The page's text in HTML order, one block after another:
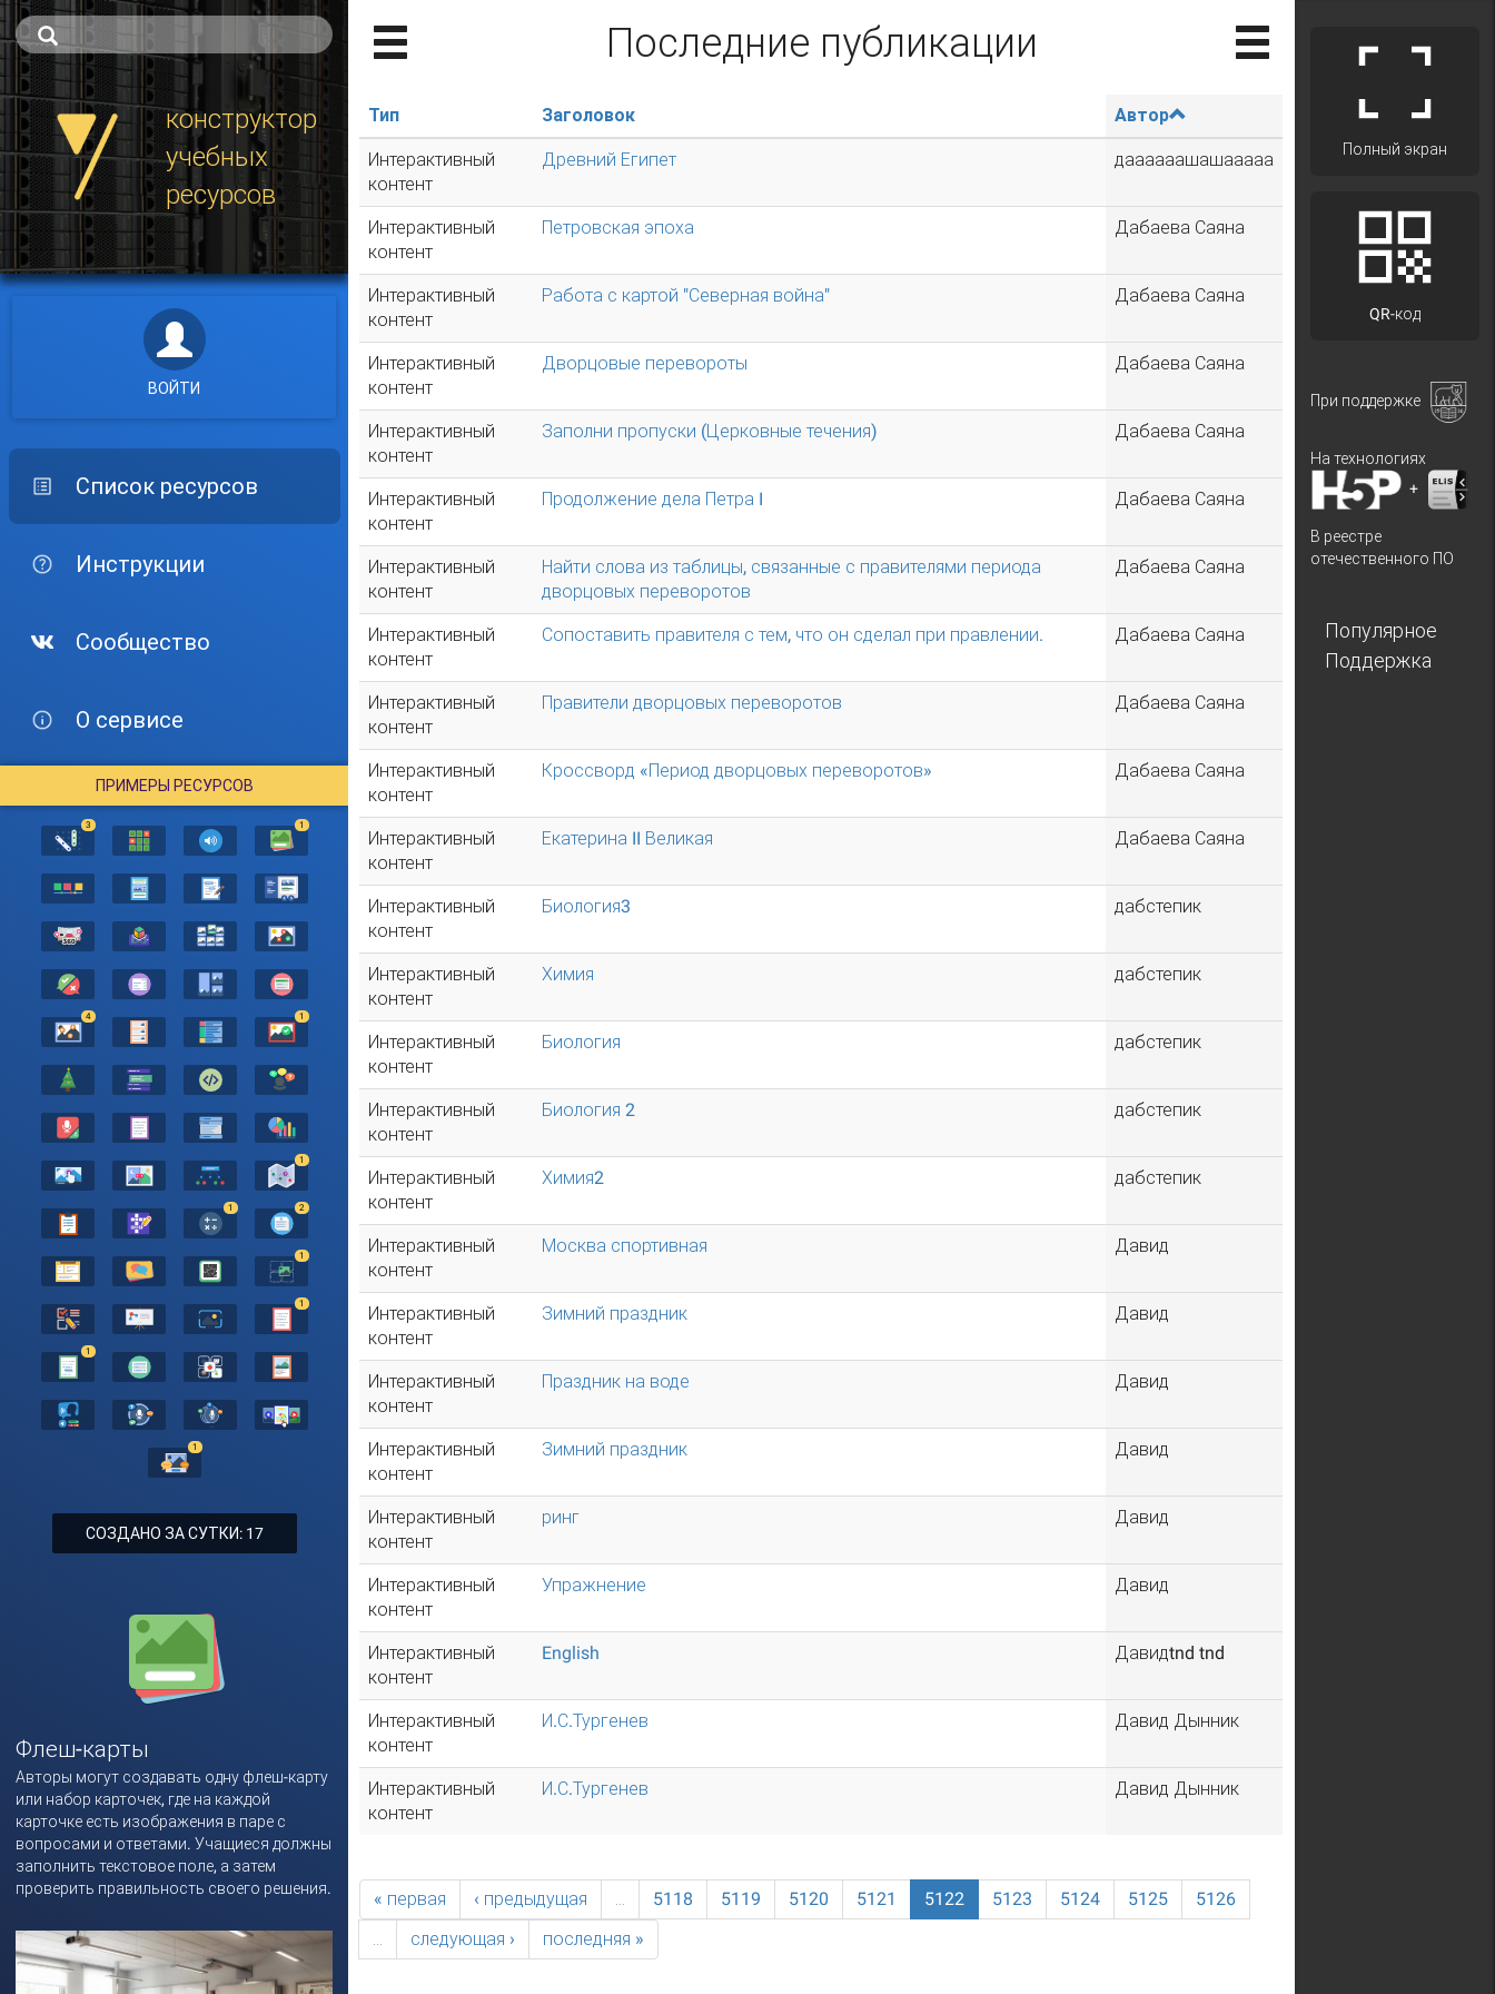
конструктор
учебных
ресурсов
ВОЙТИ
Список ресурсов
Инструкции
Сообщество
О сервисе
ПРИМЕРЫ РЕСУРСОВ
3 1
4 1
1
1 2
1
1
1
1
СОЗДАНО ЗА СУТКИ: 17
Флеш-карты
Авторы могут создавать одну флеш-карту
или набор карточек, где на каждой
карточке есть изображения в паре с
вопросами и ответами. Учащиеся должны
заполнить текстовое поле, а затем
проверить правильность своего решения.
Последние публикации
Тип Заголовок Автор
Интерактивный
контент
Древний Египет даааааашашааааа
Интерактивный
контент
Петровская эпоха Дабаева Саяна
Интерактивный
контент
Работа с картой "Северная война" Дабаева Саяна
Интерактивный
контент
Дворцовые перевороты Дабаева Саяна
Интерактивный
контент
Заполни пропуски (Церковные течения) Дабаева Саяна
Интерактивный
контент
Продолжение дела Петра I Дабаева Саяна
Интерактивный
контент
Найти слова из таблицы, связанные с правителями периода
дворцовых переворотов
Дабаева Саяна
Интерактивный
контент
Сопоставить правителя с тем, что он сделал при правлении. Дабаева Саяна
Интерактивный
контент
Правители дворцовых переворотов Дабаева Саяна
Интерактивный
контент
Кроссворд «Период дворцовых переворотов» Дабаева Саяна
Интерактивный
контент
Екатерина II Великая Дабаева Саяна
Интерактивный
контент
Биология3 дабстепик
Интерактивный
контент
Химия дабстепик
Интерактивный
контент
Биология дабстепик
Интерактивный
контент
Биология 2 дабстепик
Интерактивный
контент
Химия2 дабстепик
Интерактивный
контент
Москва спортивная Давид
Интерактивный
контент
Зимний праздник Давид
Интерактивный
контент
Праздник на воде Давид
Интерактивный
контент
Зимний праздник Давид
Интерактивный
контент
ринг Давид
Интерактивный
контент
Упражнение Давид
Интерактивный
контент
English Давидtnd tnd
Интерактивный
контент
И.С.Тургенев Давид Дынник
Интерактивный
контент
И.С.Тургенев Давид Дынник
« первая ‹ предыдущая … 5118 5119 5120 5121 5122 5123 5124 5125
5126
…
следующая › последняя »
Полный экран
QR-код
При поддержке
На технологиях
+
В реестре
отечественного ПО
Популярное
Поддержка